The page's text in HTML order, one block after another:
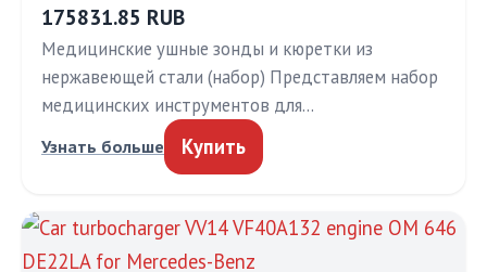
175831.85 RUB
Медицинские ушные зонды и кюретки из
нержавеющей стали (набор) Представляем набор
медицинских инструментов для…
Узнать больше Купить